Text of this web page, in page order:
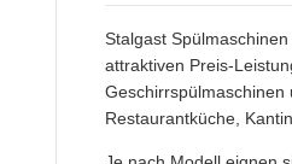
Stalgast
attraktiven Preis-
Restaurantküche,